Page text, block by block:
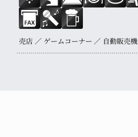
売店 ゲームコーナー 自動販売機